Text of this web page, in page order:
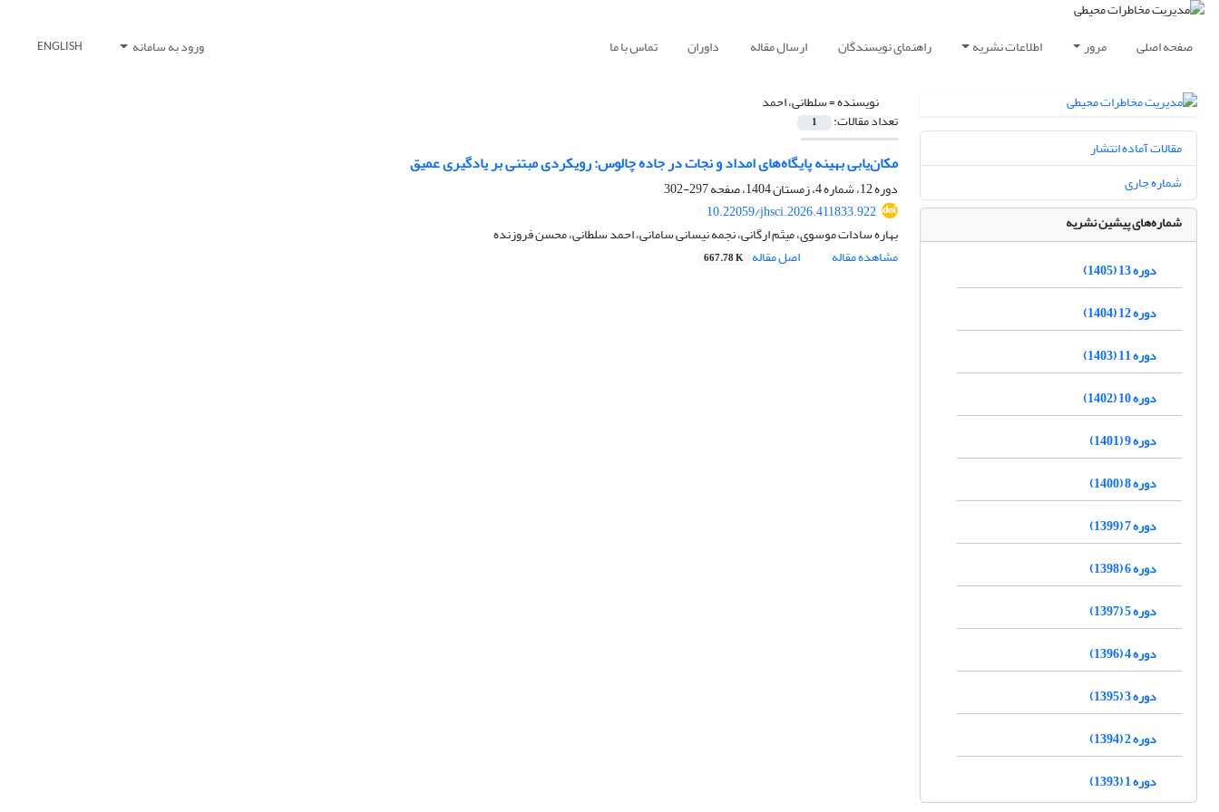
صفحه اصلی مرور اطلاعات نشریه راهنمای نویسندگان ارسال مقاله داوران تماس با ما ورود به سامانه ENGLISH
نویسنده =سلطانی، احمد
تعداد مقالات: 1
مکان‌یابی بهینه پایگاه‌های امداد و نجات در جاده چالوس: رویکردی مبتنی بر یادگیری عمیق
دوره 12، شماره 4، زمستان 1404، صفحه
297-302
10.22059/jhsci.2026.411833.922
بهاره سادات موسوی، میثم ارگانی، نجمه نیسانی سامانی، احمد سلطانی، محسن فروزنده
مشاهده مقاله
اصل مقاله 667.78 K
مقالات آماده انتشار
شماره جاری
شماره‌های پیشین نشریه
دوره 13 (1405)
دوره 12 (1404)
دوره 11 (1403)
دوره 10 (1402)
دوره 9 (1401)
دوره 8 (1400)
دوره 7 (1399)
دوره 6 (1398)
دوره 5 (1397)
دوره 4 (1396)
دوره 3 (1395)
دوره 2 (1394)
دوره 1 (1393)